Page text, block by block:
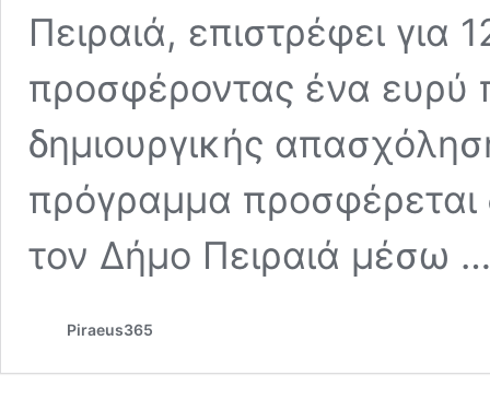
Πειραιά, επιστρέφει για
προσφέροντας ένα ευρύ
δημιουργικής
πρόγραμμα
τον Δήμο Πειραιά μέσω
Piraeus365